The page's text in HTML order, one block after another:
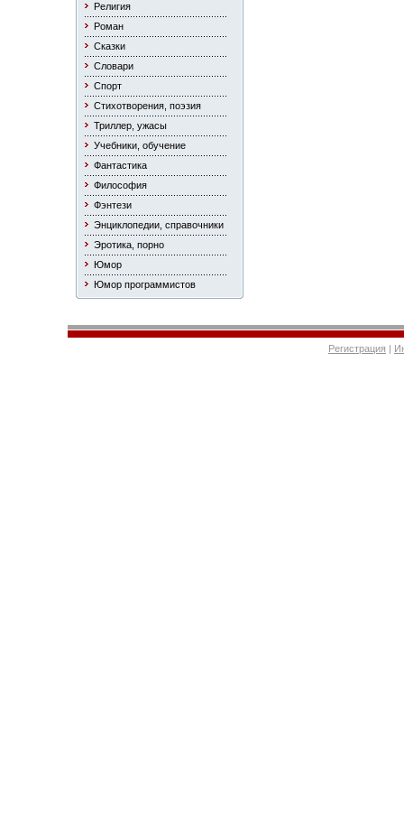
Религия
Роман
Сказки
Словари
Спорт
Стихотворения, поэзия
Триллер, ужасы
Учебники, обучение
Фантастика
Философия
Фэнтези
Энциклопедии, справочники
Эротика, порно
Юмор
Юмор программистов
Регистрация |